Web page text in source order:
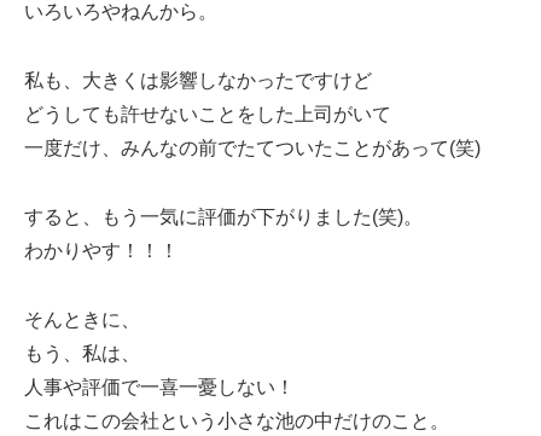
いろいろやねんから。
私も、大きくは影響しなかったですけど
どうしても許せないことをした上司がいて
一度だけ、みんなの前でたてついたことがあって(笑)
すると、もう一気に評価が下がりました(笑)。
わかりやす！！！
そんときに、
もう、私は、
人事や評価で一喜一憂しない！
これはこの会社という小さな池の中だけのこと。